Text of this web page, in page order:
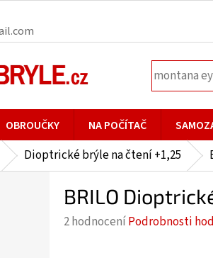
OBROUČKY NA POČÍTAČ
Dioptrické brýle na čtení +1,25
BRILO
Průměrné
2 hodnoceníPodrobnosti